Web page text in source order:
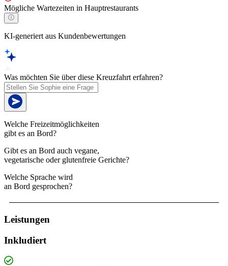
Mögliche Wartezeiten in Hauptrestaurants
KI-generiert aus Kundenbewertungen
Was möchten Sie über diese Kreuzfahrt erfahren?
Welche Freizeitmöglichkeiten
gibt es an Bord?
Gibt es an Bord auch vegane,
vegetarische oder glutenfreie Gerichte?
Welche Sprache wird
an Bord gesprochen?
Leistungen
Inkludiert